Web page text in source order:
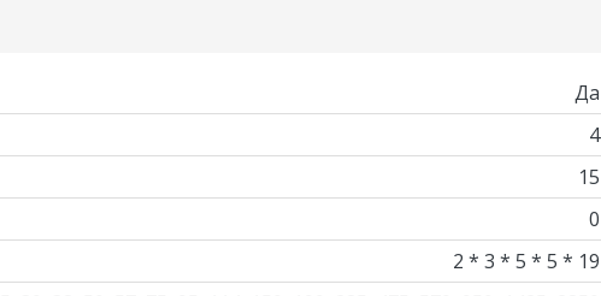
Да
4
15
0
2 * 3 * 5 * 5 * 19